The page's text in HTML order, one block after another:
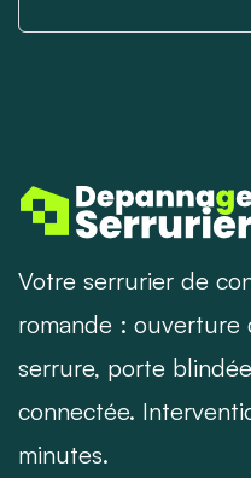
Votre serrurier de
romande : ouverture
serrure, porte
connectée.
minutes.